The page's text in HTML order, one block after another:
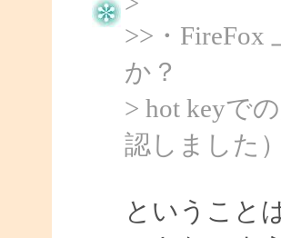
>>・FireFox
か？
> hot keyで
認しました）
ということ